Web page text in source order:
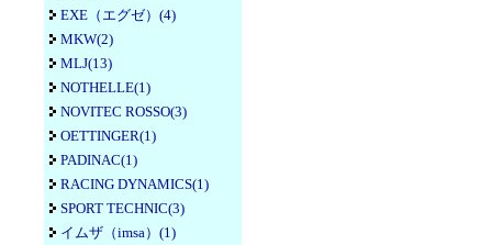
EXE（エグゼ）(4)
MKW(2)
MLJ(13)
NOTHELLE(1)
NOVITEC ROSSO(3)
OETTINGER(1)
PADINAC(1)
RACING DYNAMICS(1)
SPORT TECHNIC(3)
イムザ（imsa）(1)